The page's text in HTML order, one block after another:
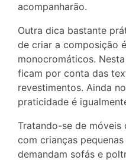
acompanharão.
Outra dica bastante
de criar a composição
monocromáticos.
ficam por conta das
revestimentos. Ainda
praticidade é
Tratando-se de móveis
com crianças
demandam sofás e